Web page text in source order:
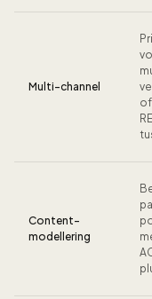
Multi-channel
Content-
modellering